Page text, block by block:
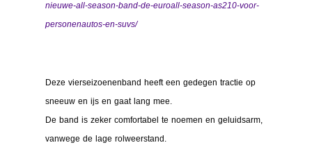
nieuwe-all-season-band-de-euroall-season-as210-voor-
personenautos-en-suvs/
Deze vierseizoenenband heeft een gedegen tractie op
sneeuw en ijs en gaat lang mee.
De band is zeker comfortabel te noemen en geluidsarm,
vanwege de lage rolweerstand.